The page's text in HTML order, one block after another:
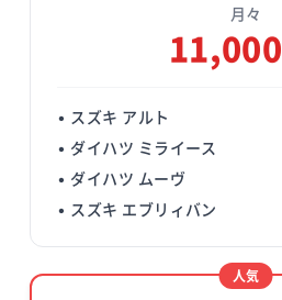
月々
11,000
• スズキ アルト
• ダイハツ ミライース
• ダイハツ ムーヴ
• スズキ エブリィバン
人気